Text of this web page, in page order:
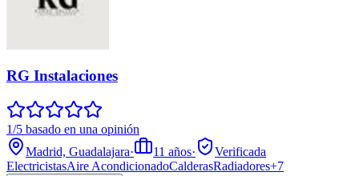
RG Instalaciones
1/5 basado en una opinión
Madrid, Guadalajara· 11 años·
Verificada
ElectricistasAire AcondicionadoCalderasRadiadores+7